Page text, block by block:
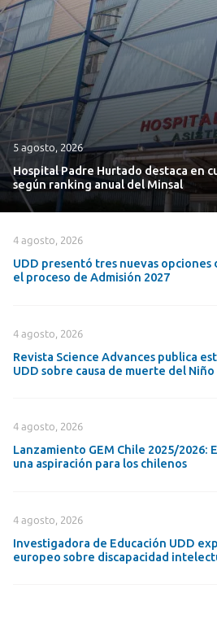
5 agosto, 2026
Hospital Padre Hurtado destaca en
según ranking anual del Minsal
4 agosto, 2026
UDD presentó tres nuevas
el proceso de Admisión 2027
4 agosto, 2026
Revista Science Advances publica
UDD sobre causa de muerte del
4 agosto, 2026
Lanzamiento GEM Chile 2025/2026:
una aspiración para los chilenos
4 agosto, 2026
Investigadora de Educación UDD
europeo sobre discapacidad